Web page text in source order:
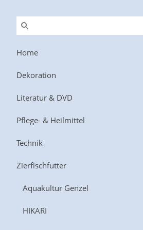
Home
Dekoration
Literatur & DVD
Pflege- & Heilmittel
Technik
Zierfischfutter
Aquakultur Genzel
HIKARI